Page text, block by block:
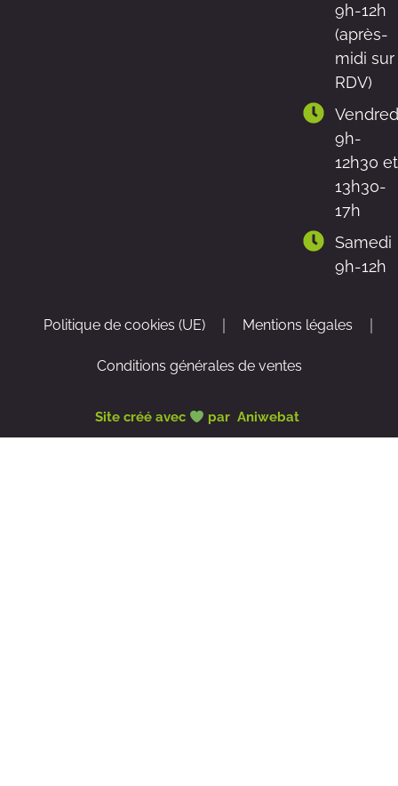
9h-12h
(après-
midi sur
RDV)
9h-
12h30 et
13h30-
17h
Samedi
9h-12h
Politique de cookies (UE) Mentions légales
Conditions générales de ventes
Site créé avec par Aniwebat